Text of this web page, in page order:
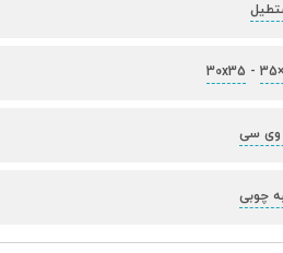
30x35 -
وی سی
چوبی